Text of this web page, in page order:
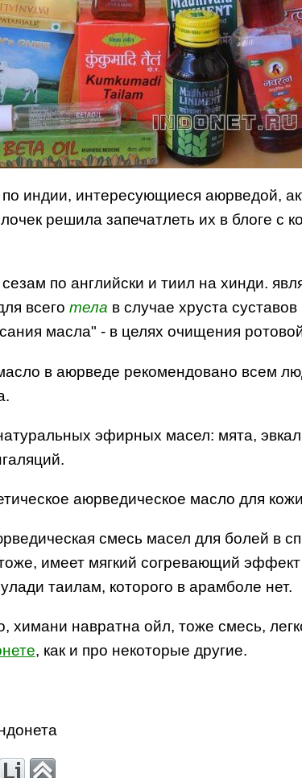
индии, интересующиеся аюрведой,
решила запечатлеть их в блоге с
по английски и тиил на хинди.
всего тела в случае хруста
масла" - в целях очищения
в аюрведе рекомендовано всем
эфирных масел: мята,
аюрведическое масло для
смесь масел для болей в
имеет мягкий согревающий
таилам, которого в арамболе нет.
химани навратна ойл, тоже смесь,
, как и про некоторые другие.